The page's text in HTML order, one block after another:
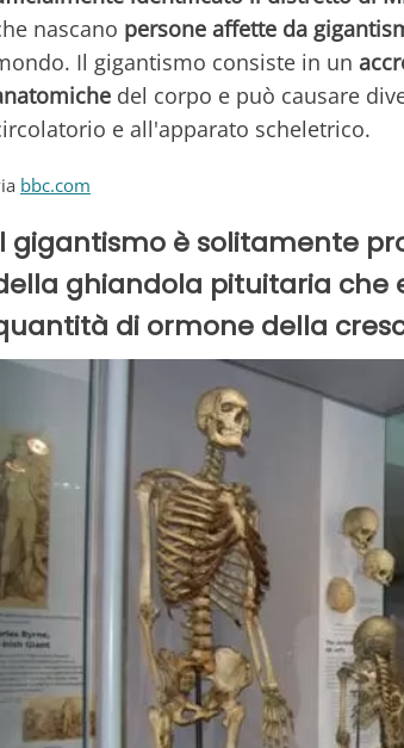
nascano persone affette da
Il gigantismo consiste in un
del corpo e può causare
e all'apparato scheletrico.
bbc.com
gigantismo è solitamente
ghiandola pituitaria che
di ormone della